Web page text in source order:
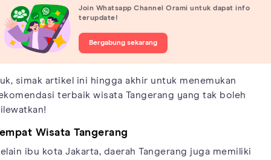
Join Whatsapp Channel Orami untuk dapat info
terupdate!
Bergabung sekarang
simak artikel ini hingga akhir untuk menemukan
terbaik wisata Tangerang yang tak boleh
Wisata Tangerang
ibu kota Jakarta, daerah Tangerang juga memiliki